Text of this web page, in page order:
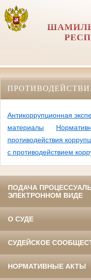
Антикоррупционная
материалы
противодействия
с противодействием
ПОДАЧА
ЭЛЕКТРОННОМ ВИДЕ
О СУДЕ
СУДЕЙСКОЕ
НОРМАТИВНЫЕ АКТЫ